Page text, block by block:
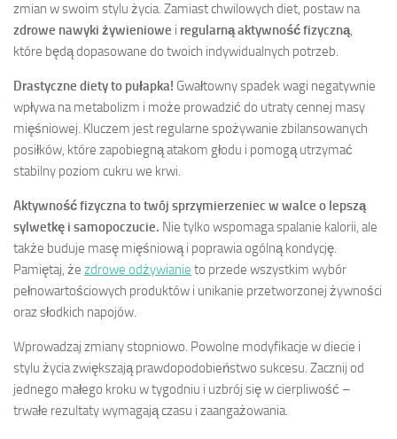
zmian w swoim stylu życia. Zamiast chwilowych diet, postaw na
zdrowe nawyki żywieniowe i regularną aktywność fizyczną,
które będą dopasowane do twoich indywidualnych potrzeb.
Drastyczne diety to pułapka! Gwałtowny spadek wagi negatywnie
wpływa na metabolizm i może prowadzić do utraty cennej masy
mięśniowej. Kluczem jest regularne spożywanie zbilansowanych
posiłków, które zapobiegną atakom głodu i pomogą utrzymać
stabilny poziom cukru we krwi.
Aktywność fizyczna to twój sprzymierzeniec w walce o lepszą
sylwetkę i samopoczucie. Nie tylko wspomaga spalanie kalorii, ale
także buduje masę mięśniową i poprawia ogólną kondycję.
Pamiętaj, że zdrowe odżywianie to przede wszystkim wybór
pełnowartościowych produktów i unikanie przetworzonej żywności
oraz słodkich napojów.
Wprowadzaj zmiany stopniowo. Powolne modyfikacje w diecie i
stylu życia zwiększają prawdopodobieństwo sukcesu. Zacznij od
jednego małego kroku w tygodniu i uzbrój się w cierpliwość –
trwałe rezultaty wymagają czasu i zaangażowania.